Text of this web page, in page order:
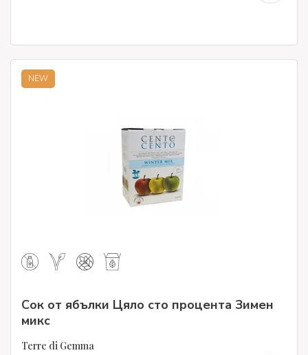
NEW
Сок от ябълки Цяло сто процента Зимен
микс
Terre di Gemma